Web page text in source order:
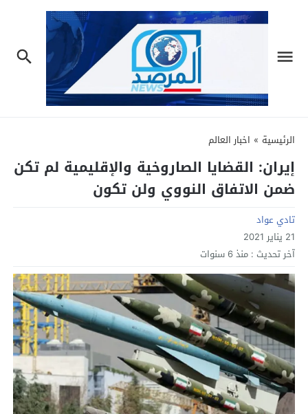
الرئيسية » اخبار العالم
إيران: القضايا الصاروخية والإقليمية لم تكن
ضمن الاتفاق النووي ولن تكون
تادي عواد
21 يناير 2021
آخر تحديث : منذ 6 سنوات